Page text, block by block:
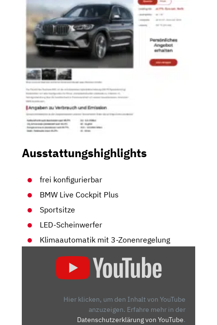
Ausstattungshighlights
frei konfigurierbar
BMW Live Cockpit Plus
Sportsitze
LED-Scheinwerfer
Klimaautomatik mit 3-Zonenregelung
Hier klicken, um den Inhalt von YouTube
anzuzeigen. Erfahre mehr in der
Datenschutzerklärung von YouTube.